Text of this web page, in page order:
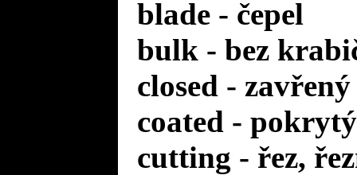
blade - čepel
bulk - bez
closed - zavřený
coated -
cutting - řez,